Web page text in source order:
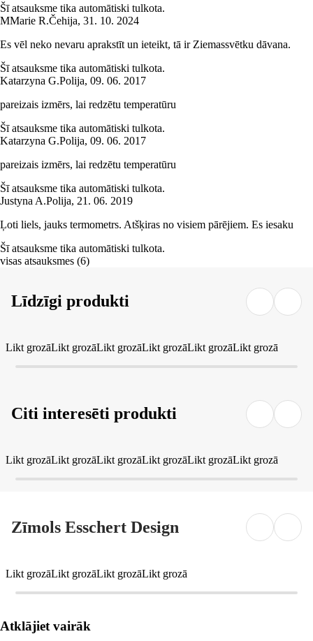
Šī atsauksme tika automātiski tulkota.
MMarie R.Čehija, 31. 10. 2024
Es vēl neko nevaru aprakstīt un ieteikt, tā ir Ziemassvētku dāvana.
Šī atsauksme tika automātiski tulkota.
Katarzyna G.Polija, 09. 06. 2017
pareizais izmērs, lai redzētu temperatūru
Šī atsauksme tika automātiski tulkota.
Katarzyna G.Polija, 09. 06. 2017
pareizais izmērs, lai redzētu temperatūru
Šī atsauksme tika automātiski tulkota.
Justyna A.Polija, 21. 06. 2019
Ļoti liels, jauks termometrs. Atšķiras no visiem pārējiem. Es iesaku
Šī atsauksme tika automātiski tulkota.
visas atsauksmes (6)
Līdzīgi produkti
Likt grozāLikt grozāLikt grozāLikt grozāLikt grozāLikt grozā
Citi interesēti produkti
Likt grozāLikt grozāLikt grozāLikt grozāLikt grozāLikt grozā
Zīmols Esschert Design
Likt grozāLikt grozāLikt grozāLikt grozā
Atklājiet vairāk